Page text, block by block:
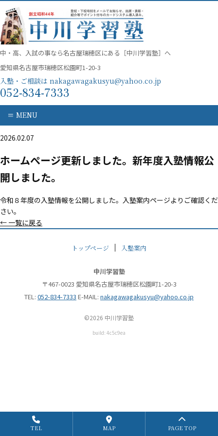
中・高、入試の事なら名古屋瑞穂区にある［中川学習塾］へ
愛知県名古屋市瑞穂区松園町1-20-3
入塾・ご相談は nakagawagakusyu@yahoo.co.jp
052-834-7333
≡ MENU
2026.02.07
ホームぺージ更新しました。新年度入塾情報公
開しました。
令和８年度の入塾情報を公開しました。入塾案内ページよりご確認くだ
さい。
← 一覧に戻る
トップページ 入塾案内
中川学習塾
〒467-0023 愛知県名古屋市瑞穂区松園町1-20-3
TEL: 052-834-7333 E-MAIL: nakagawagakusyu@yahoo.co.jp
©2026 中川学習塾
build: 4c5c9ea
TEL MAP PAGE TOP